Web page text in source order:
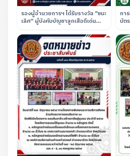
รองผู้อำนวยการฯ ได้รับรางวัล "ชนะ
เลิศ" ผู้บังคับบัญชาลูกเสือดีเด่น
ใหญ่) ณ ค่ายลูกเสือวชิราวุธ
กา
บัต